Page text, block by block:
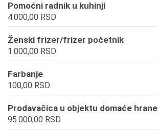
Pomoćni radnik u kuhinji
4.000,00 RSD
Ženski frizer/frizer početnik
1.000,00 RSD
Farbanje
100,00 RSD
Prodavačica u objektu domaće hrane
95.000,00 RSD